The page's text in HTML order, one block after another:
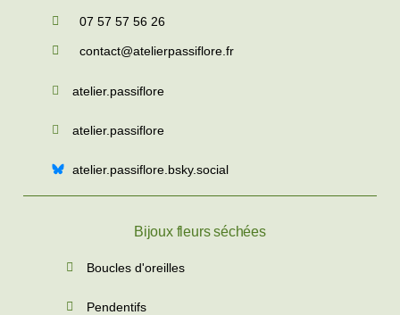
07 57 57 56 26
contact@atelierpassiflore.fr
atelier.passiflore
atelier.passiflore
atelier.passiflore.bsky.social
Bijoux fleurs séchées
Boucles d'oreilles
Pendentifs